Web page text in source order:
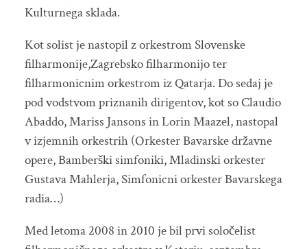
Kulturnega sklada.
Kot solist je nastopil z orkestrom Slovenske
filharmonije,Zagrebsko filharmonijo ter
filharmonicnim orkestrom iz Qatarja. Do sedaj je
pod vodstvom priznanih dirigentov, kot so Claudio
Abaddo, Mariss Jansons in Lorin Maazel, nastopal
v izjemnih orkestrih (Orkester Bavarske državne
opere, Bamberški simfoniki, Mladinski orkester
Gustava Mahlerja, Simfonicni orkester Bavarskega
radia…)
Med letoma 2008 in 2010 je bil prvi soločelist